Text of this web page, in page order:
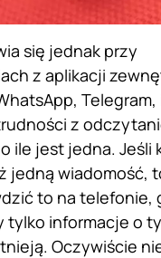
się jednak przy
z aplikacji
z
ile jest jedna. Jeśli
jedną wiadomość,
to na telefonie,
tylko informacje o
Oczywiście